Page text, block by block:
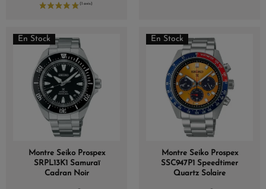
En Stock
Montre Seiko Prospex
SRPL13K1 Samuraï
Cadran Noir
En Stock
Montre Seiko Prospex
SSC947P1 Speedtimer
Quartz Solaire